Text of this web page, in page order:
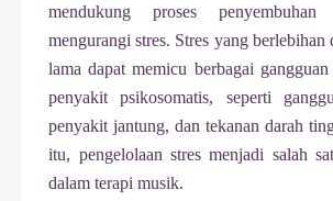
mendukung proses
mengurangi stres. Stres yang berlebihan
lama dapat memicu berbagai gangguan
penyakit psikosomatis, seperti
penyakit jantung, dan tekanan darah
itu, pengelolaan stres menjadi salah
dalam terapi musik.